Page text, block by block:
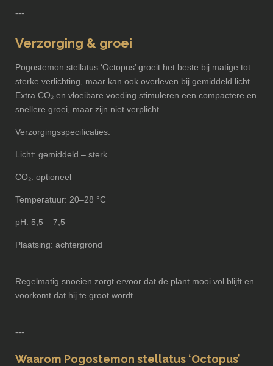
---
Verzorging & groei
Pogostemon stellatus ‘Octopus’ groeit het beste bij matige tot
sterke verlichting, maar kan ook overleven bij gemiddeld licht.
Extra CO₂ en vloeibare voeding stimuleren een compactere en
snellere groei, maar zijn niet verplicht.
Verzorgingsspecificaties:
Licht: gemiddeld – sterk
CO₂: optioneel
Temperatuur: 20–28 °C
pH: 5,5 – 7,5
Plaatsing: achtergrond
Regelmatig snoeien zorgt ervoor dat de plant mooi vol blijft en
voorkomt dat hij te groot wordt.
---
Waarom Pogostemon stellatus ‘Octopus’